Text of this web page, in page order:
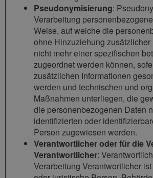
Pseudonymisierung:
Verarbeitung
Weise, auf welche die
ohne Hinzuziehung zusätzlicher
nicht mehr einer spezifischen
zugeordnet werden können,
zusätzlichen Informationen
werden und technischen und
Maßnahmen unterliegen, die
die personenbezogenen Daten
identifizierten oder
Person zugewiesen werden.
Verantwortlicher oder für die
Verantwortlicher:
Verarbeitung Verantwortlicher